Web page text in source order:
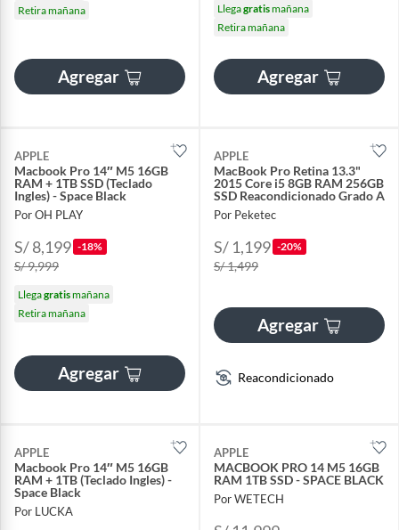
Retira mañana
Agregar
Llegagratismañana
Retira mañana
Agregar
APPLE
Macbook Pro 14″ M5 16GB
RAM + 1TB SSD (Teclado
Ingles) - Space Black
Por OH PLAY
S/ 8,199 -18%
S/ 9,999
Llegagratismañana
Retira mañana
Agregar
APPLE
MacBook Pro Retina 13.3"
2015 Core i5 8GB RAM 256GB
SSD Reacondicionado Grado A
Por Peketec
S/ 1,199 -20%
S/ 1,499
Agregar
Reacondicionado
APPLE
Macbook Pro 14″ M5 16GB
RAM + 1TB (Teclado Ingles) -
Space Black
Por LUCKA
APPLE
MACBOOK PRO 14 M5 16GB
RAM 1TB SSD - SPACE BLACK
Por WETECH